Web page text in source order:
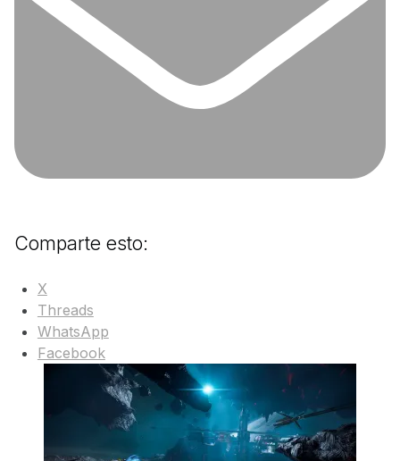
Comparte esto:
X
Threads
WhatsApp
Facebook